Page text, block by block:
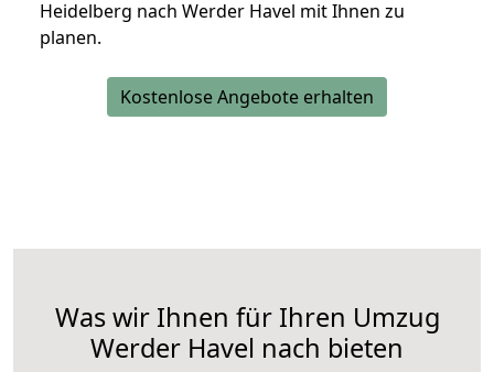
Heidelberg nach Werder Havel mit Ihnen zu
planen.
Kostenlose Angebote erhalten
Was wir Ihnen für Ihren Umzug
Werder Havel nach bieten